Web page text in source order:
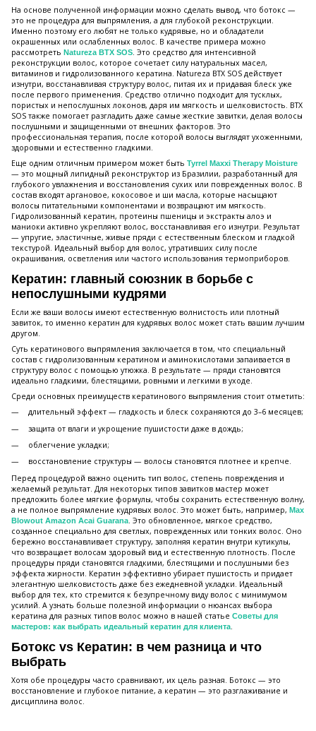
На основе полученной информации можно сделать вывод, что ботокс —
это не процедура для выпрямления, а для глубокой реконструкции.
Именно поэтому его любят не только кудрявые, но и обладатели
окрашенных или ослабленных волос. В качестве примера можно
рассмотреть Natureza BTX SOS . Это средство для интенсивной
реконструкции волос, которое сочетает силу натуральных масел,
витаминов и гидролизованного кератина. Natureza BTX SOS действует
изнутри, восстанавливая структуру волос, питая их и придавая блеск уже
после первого применения. Средство отлично подходит для тусклых,
пористых и непослушных локонов, даря им мягкость и шелковистость. BTX
SOS также помогает разгладить даже самые жесткие завитки, делая волосы
послушными и защищенными от внешних факторов. Это
профессиональная терапия, после которой волосы выглядят ухоженными,
здоровыми и естественно гладкими.
Еще одним отличным примером может быть Tyrrel Maxxi Therapy Moisture
— это мощный липидный реконструктор из Бразилии, разработанный для
глубокого увлажнения и восстановления сухих или поврежденных волос. В
состав входят аргановое, кокосовое и ши масла, которые насыщают
волосы питательными компонентами и возвращают им мягкость.
Гидролизованный кератин, протеины пшеницы и экстракты алоэ и
маниоки активно укрепляют волос, восстанавливая его изнутри. Результат
— упругие, эластичные, живые пряди с естественным блеском и гладкой
текстурой. Идеальный выбор для волос, утративших силу после
окрашивания, осветления или частого использования термоприборов.
Кератин: главный союзник в борьбе с
непослушными кудрями
Если же ваши волосы имеют естественную волнистость или плотный
завиток, то именно кератин для кудрявых волос может стать вашим лучшим
другом.
Суть кератинового выпрямления заключается в том, что специальный
состав с гидролизованным кератином и аминокислотами запаивается в
структуру волос с помощью утюжка. В результате — пряди становятся
идеально гладкими, блестящими, ровными и легкими в уходе.
Среди основных преимуществ кератинового выпрямления стоит отметить:
длительный эффект — гладкость и блеск сохраняются до 3–6 месяцев;
защита от влаги и укрощение пушистости даже в дождь;
облегчение укладки;
восстановление структуры — волосы становятся плотнее и крепче.
Перед процедурой важно оценить тип волос, степень повреждения и
желаемый результат. Для некоторых типов завитков мастер может
предложить более мягкие формулы, чтобы сохранить естественную волну,
а не полное выпрямление кудрявых волос. Это может быть, например, Max
Blowout Amazon Acai Guarana . Это обновленное, мягкое средство,
созданное специально для светлых, поврежденных или тонких волос. Оно
бережно восстанавливает структуру, заполняя кератин внутри кутикулы,
что возвращает волосам здоровый вид и естественную плотность. После
процедуры пряди становятся гладкими, блестящими и послушными без
эффекта жирности. Кератин эффективно убирает пушистость и придает
элегантную шелковистость даже без ежедневной укладки. Идеальный
выбор для тех, кто стремится к безупречному виду волос с минимумом
усилий. А узнать больше полезной информации о нюансах выбора
кератина для разных типов волос можно в нашей статье Советы для
мастеров: как выбрать идеальный кератин для клиента
Ботокс vs Кератин: в чем разница и что
выбрать
Хотя обе процедуры часто сравнивают, их цель разная. Ботокс — это
восстановление и глубокое питание, а кератин — это разглаживание и
дисциплина волос.